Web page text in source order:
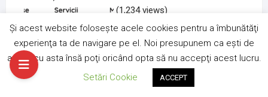
Vrei sa nu mai vezi reclamele ?
Autentifică-te
(1,234 views)
Și acest website folosește acele cookies pentru a îmbunătăţi
experienţa ta de navigare pe el. Noi presupunem ca eşti de
acord cu asta însă poţi oricând opta să nu accepţi acest lucru.
Setări Cookie
ACCEPT